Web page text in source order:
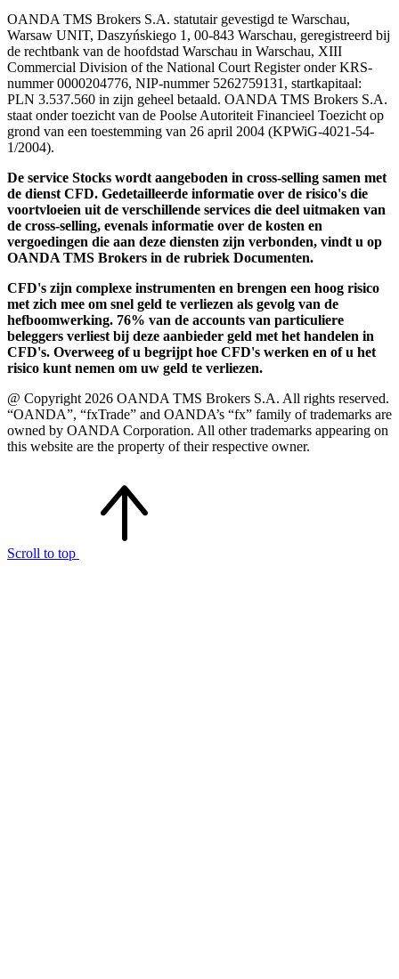
OANDA TMS Brokers S.A. statutair gevestigd te Warschau,
Warsaw UNIT, Daszyńskiego 1, 00-843 Warschau, geregistreerd bij
de rechtbank van de hoofdstad Warschau in Warschau, XIII
Commercial Division of the National Court Register onder KRS-
nummer 0000204776, NIP-nummer 5262759131, startkapitaal:
PLN 3.537.560 in zijn geheel betaald. OANDA TMS Brokers S.A.
staat onder toezicht van de Poolse Autoriteit Financieel Toezicht op
grond van een toestemming van 26 april 2004 (KPWiG-4021-54-
1/2004).
De service Stocks wordt aangeboden in cross-selling samen met
de dienst CFD. Gedetailleerde informatie over de risico's die
voortvloeien uit de verschillende services die deel uitmaken van
de cross-selling, evenals informatie over de kosten en
vergoedingen die aan deze diensten zijn verbonden, vindt u op
OANDA TMS Brokers in de rubriek Documenten.
CFD's zijn complexe instrumenten en brengen een hoog risico
met zich mee om snel geld te verliezen als gevolg van de
hefboomwerking. 76% van de accounts van particuliere
beleggers verliest bij deze aanbieder geld met het handelen in
CFD's. Overweeg of u begrijpt hoe CFD's werken en of u het
risico kunt nemen om uw geld te verliezen.
@ Copyright 2026 OANDA TMS Brokers S.A. All rights reserved.
“OANDA”, “fxTrade” and OANDA’s “fx” family of trademarks are
owned by OANDA Corporation. All other trademarks appearing on
this website are the property of their respective owner.
Scroll to top